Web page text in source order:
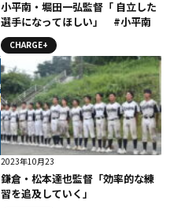
小平南・堀田一弘監督「 自立した
選手になってほしい」 #小平南
CHARGE+
2023年10月23
鎌倉・松本達也監督「効率的な練
習を追及していく」